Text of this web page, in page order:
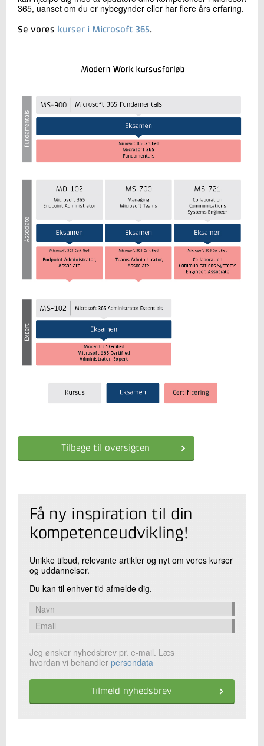
365, uanset om du er nybegynder eller har flere års erfaring.
Se vores kurser i Microsoft 365.
Tilbage til oversigten
Få ny inspiration til din
kompetenceudvikling!
Unikke tilbud, relevante artikler og nyt om vores kurser
og uddannelser.
Du kan til enhver tid afmelde dig.
Jeg ønsker nyhedsbrev pr. e-mail. Læs
hvordan vi behandler persondata